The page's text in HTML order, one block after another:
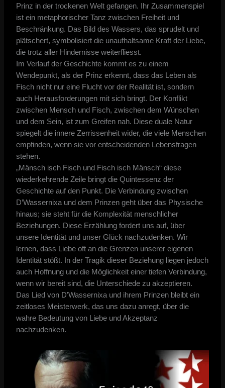
Prinz in der trockenen Welt gefangen. Ihr Zusammenspiel
ist ein metaphorischer Tanz zwischen Freiheit und
Beschränkung. Das Bild des Wassers, das sprudelt und
plätschert, symbolisiert die unaufhaltsame Kraft der Liebe,
die trotz aller Hindernisse weiterfliesst.
Im Verlauf der Geschichte kommt es zu einem
Wendepunkt, als der Prinz erkennt, dass das Leben als
Fisch nicht nur eine Flucht vor der Realität ist, sondern
auch Herausforderungen mit sich bringt. Der Konflikt
zwischen Mensch und Fisch, zwischen dem Wünschen
und dem Sein, ist zum Greifen nah. Diese duale Natur
spiegelt die innere Zerrissenheit wider, die viele Menschen
empfinden, wenn sie vor entscheidenden Lebensfragen
stehen.
„Mänsch isch Fisch und Fisch isch Mänsch“ diese
wiederkehrende Zeile bringt die Quintessenz der
Geschichte auf den Punkt. Die Verbindung zwischen
D’Wassernixa und dem Prinzen geht über das Physische
hinaus; sie steht für die Komplexität menschlicher
Beziehungen. Diese Erzählung fordert uns auf, über
unsere Identität und unser Glück nachzudenken. Wir
lernen, dass Liebe oft an die Grenzen unserer eigenen
Identität stößt. In der Tragik dieser Beziehung liegen jedoch
auch Hoffnung und die Möglichkeit einer tiefen Verbindung,
wenn wir bereit sind, die Unterschiede zu akzeptieren.
Das Lied von D’Wassernixa und ihrem Prinzen bleibt ein
zeitloses Meisterwerk, das uns dazu anregt, über die
wahre Bedeutung von Liebe und Akzeptanz
nachzudenken.